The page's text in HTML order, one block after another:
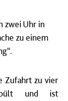
zwei Uhr in
zu einem
Zufahrt zu vier
und ist